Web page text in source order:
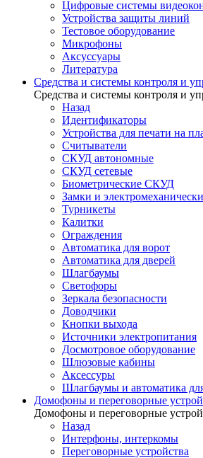
Цифровые системы
Устройства защиты линий
Тестовое оборудование
Микрофоны
Аксуссуары
Литература
Средства и системы контроля и
Средства и системы контроля и
Назад
Идентификаторы
Устройства для печати на
Считыватели
СКУД автономные
СКУД сетевые
Биометрические СКУД
Замки и
Турникеты
Калитки
Ограждения
Автоматика для ворот
Автоматика для дверей
Шлагбаумы
Светофоры
Зеркала безопасности
Доводчики
Кнопки выхода
Источники электропитания
Досмотровое оборудование
Шлюзовые кабины
Аксессуры
Шлагбаумы и автоматика
Домофоны и переговорные
Домофоны и переговорные
Назад
Интерфоны, интеркомы
Переговорные устройства